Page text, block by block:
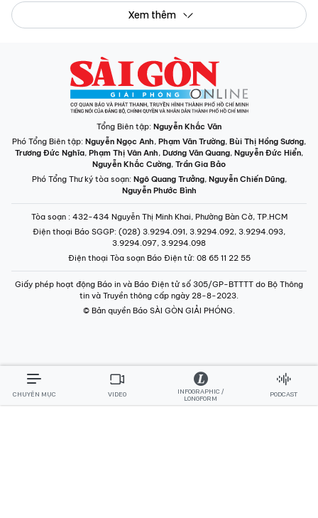
Xem thêm
Tổng Biên tập: Nguyễn Khắc Văn
Phó Tổng Biên tập: Nguyễn Ngọc Anh, Phạm Văn Trường, Bùi Thị Hồng Sương,
Trương Đức Nghĩa, Phạm Thị Vân Anh, Dương Văn Quang, Nguyễn Đức Hiển,
Nguyễn Khắc Cường, Trần Gia Bảo
Phó Tổng Thư ký tòa soạn: Ngô Quang Trưởng, Nguyễn Chiến Dũng,
Nguyễn Phước Bình
Tòa soạn : 432-434 Nguyễn Thị Minh Khai, Phường Bàn Cờ, TP.HCM
Điện thoại Báo SGGP: (028) 3.9294.091, 3.9294.092, 3.9294.093,
3.9294.097, 3.9294.098
Điện thoại Tòa soạn Báo Điện tử: 08 65 11 22 55
Giấy phép hoạt động Báo in và Báo Điện tử số 305/GP-BTTTT do Bộ Thông
tin và Truyền thông cấp ngày 28-8-2023.
© Bản quyền Báo SÀI GÒN GIẢI PHÓNG.
CHUYÊN MỤC VIDEO
INFOGRAPHIC /
LONGFORM
PODCAST